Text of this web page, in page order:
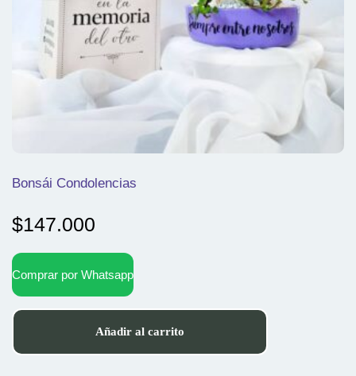
Bonsái Condolencias
$147.000
Comprar por Whatsapp
Añadir al carrito